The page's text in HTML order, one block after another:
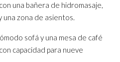
una bañera de hidromasaje,
una zona de asientos.
sofá y una mesa de café
capacidad para nueve